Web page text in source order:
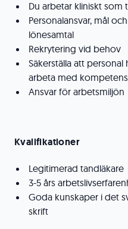
Du arbetar kliniskt som
Personalansvar, mål
lönesamtal
Rekrytering vid behov
Säkerställa att
arbeta med
Ansvar för arbetsmiljön
Kvalifikationer
Legitimerad tandläkare
3-5 års
Goda kunskaper i det
skrift